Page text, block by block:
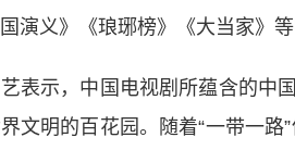
演义》《琅琊榜》《大当家》
示，中国电视剧所蕴含的中国
文明的百花园。随着“一带一